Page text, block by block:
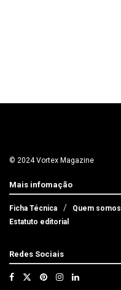
© 2024 Vortex Magazine
Mais infomação
Ficha Técnica Quem somos
Estatuto editorial
Redes Sociais